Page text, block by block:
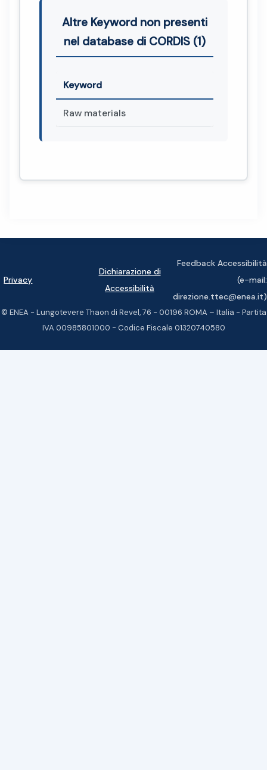
Altre Keyword non presenti
nel database di CORDIS (1)
Keyword
Raw materials
Privacy
Dichiarazione di
Accessibilità
Feedback Accessibilità
(e-mail:
direzione.ttec@enea.it)
© ENEA - Lungotevere Thaon di Revel, 76 - 00196 ROMA – Italia - Partita
IVA 00985801000 - Codice Fiscale 01320740580